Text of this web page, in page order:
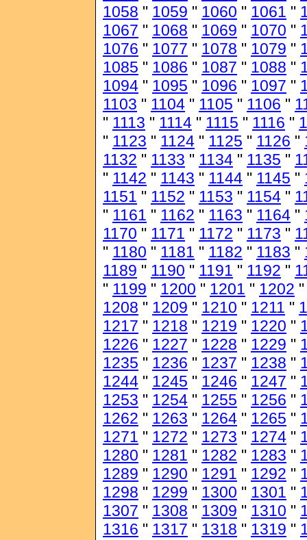
1058 " 1059 " 1060 " 1061 "
1067 " 1068 " 1069 " 1070 "
1076 " 1077 " 1078 " 1079 "
1085 " 1086 " 1087 " 1088 "
1094 " 1095 " 1096 " 1097 "
1103 " 1104 " 1105 " 1106 "
" 1113 " 1114 " 1115 " 1116 "
" 1123 " 1124 " 1125 " 1126 "
1132 " 1133 " 1134 " 1135 "
" 1142 " 1143 " 1144 " 1145 "
1151 " 1152 " 1153 " 1154 "
" 1161 " 1162 " 1163 " 1164 "
1170 " 1171 " 1172 " 1173 "
" 1180 " 1181 " 1182 " 1183 "
1189 " 1190 " 1191 " 1192 "
" 1199 " 1200 " 1201 " 1202
1208 " 1209 " 1210 " 1211 "
1217 " 1218 " 1219 " 1220 "
1226 " 1227 " 1228 " 1229 "
1235 " 1236 " 1237 " 1238 "
1244 " 1245 " 1246 " 1247 "
1253 " 1254 " 1255 " 1256 "
1262 " 1263 " 1264 " 1265 "
1271 " 1272 " 1273 " 1274 "
1280 " 1281 " 1282 " 1283 "
1289 " 1290 " 1291 " 1292 "
1298 " 1299 " 1300 " 1301 "
1307 " 1308 " 1309 " 1310 "
1316 " 1317 " 1318 " 1319 "